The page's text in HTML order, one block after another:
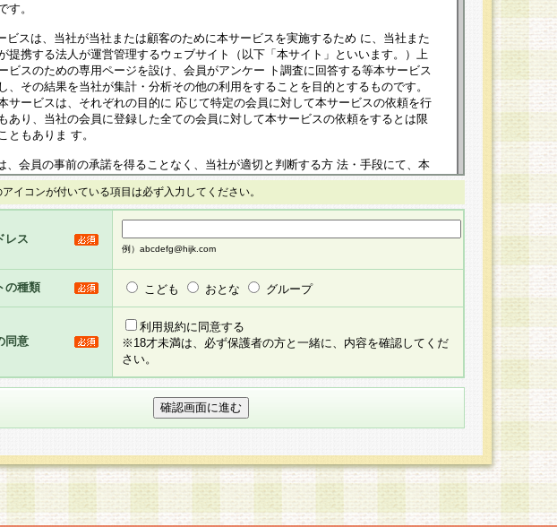
す。
ビスは、当社が当社または顧客のために本サービスを実施するため に、当社また
提携する法人が運営管理するウェブサイト（以下「本サイト」といいます。）上
ビスのための専用ページを設け、会員がアンケー ト調査に回答する等本サービス
、その結果を当社が集計・分析その他の利用をすることを目的とするものです。
サービスは、それぞれの目的に 応じて特定の会員に対して本サービスの依頼を行
あり、当社の会員に登録した全ての会員に対して本サービスの依頼をするとは限
ともありま す。
、会員の事前の承諾を得ることなく、当社が適切と判断する方 法・手段にて、本
意に制定、変更または修正することができるものとします。改定後の本規約等
約においては本サイトに掲示したときに、その 他の諸規定については、会員に対
の案内を配信または本サイトに掲示したときのいずれか早い時期をもってその効
します。
お聞きする個人情報は、すべて会員登録希望者の自由な意思で提 供いただいたも
ております。従って、会員登録希望者が自らの個人情報の提供を希望されない場
、当社はその個人情報をお預かりいたしません が、提供されないことによって、当
扱商品やサービス等をご利用いただけない場合がありますことを予めご了承くださ
、お客様から当社が保有している個人情報の開示・訂正・追加・ 利用停止等を求
場合には、ご本人様であることが当社にて確認できた場合に限り、法令に準拠し
ります。
員の資格
は、本規約等を承諾のうえ、当社所定の登録手続きを全て完了し、当社が承認した
アイコンが付いている項目は必ず入力してください。
レス
例）abcdefg@hijk.com
の種類 こども おとな グループ
同意
利用規約に同意する
※18才未満は、必ず保護者の方と一緒に、内容を確認してくだ
さい。